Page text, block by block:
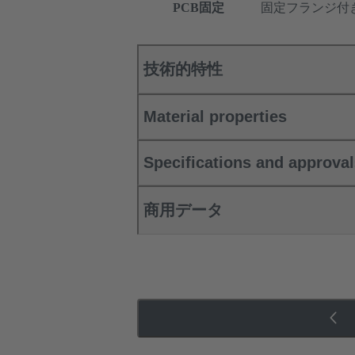
PCB固定
固定フランジ付
技術的特性
Material properties
Specifications and
商用データ